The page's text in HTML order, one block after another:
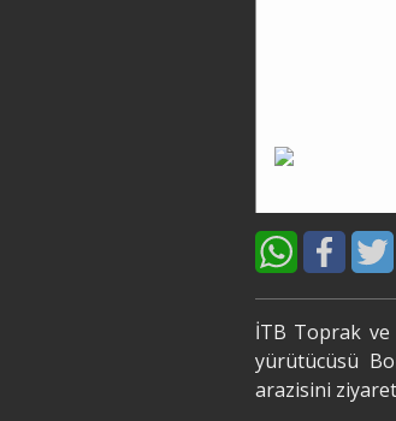
İTB Toprak ve
yürütücüsü
arazisini